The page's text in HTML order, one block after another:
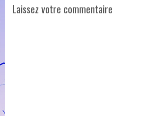
Laissez votre commentaire